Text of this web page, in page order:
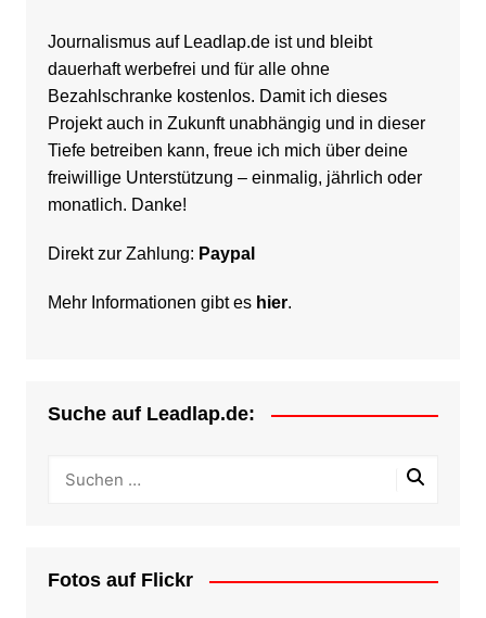
Journalismus auf Leadlap.de ist und bleibt
dauerhaft werbefrei und für alle ohne
Bezahlschranke kostenlos. Damit ich dieses
Projekt auch in Zukunft unabhängig und in dieser
Tiefe betreiben kann, freue ich mich über deine
freiwillige Unterstützung – einmalig, jährlich oder
monatlich. Danke!
Direkt zur Zahlung: Paypal
Mehr Informationen gibt es hier.
Suche auf Leadlap.de:
Fotos auf Flickr